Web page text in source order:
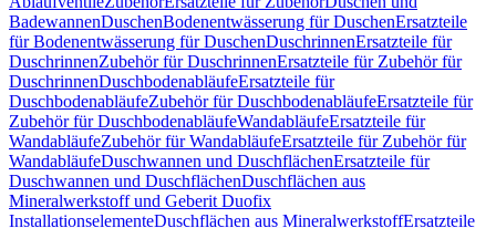
BadewannenDuschenBodenentwässerung für DuschenErsatzteile
für Bodenentwässerung für DuschenDuschrinnenErsatzteile für
DuschrinnenZubehör für DuschrinnenErsatzteile für Zubehör für
DuschrinnenDuschbodenabläufeErsatzteile für
DuschbodenabläufeZubehör für DuschbodenabläufeErsatzteile für
Zubehör für DuschbodenabläufeWandabläufeErsatzteile für
WandabläufeZubehör für WandabläufeErsatzteile für Zubehör für
WandabläufeDuschwannen und DuschflächenErsatzteile für
Duschwannen und DuschflächenDuschflächen aus
Mineralwerkstoff und Geberit Duofix
InstallationselementeDuschflächen aus MineralwerkstoffErsatzteile